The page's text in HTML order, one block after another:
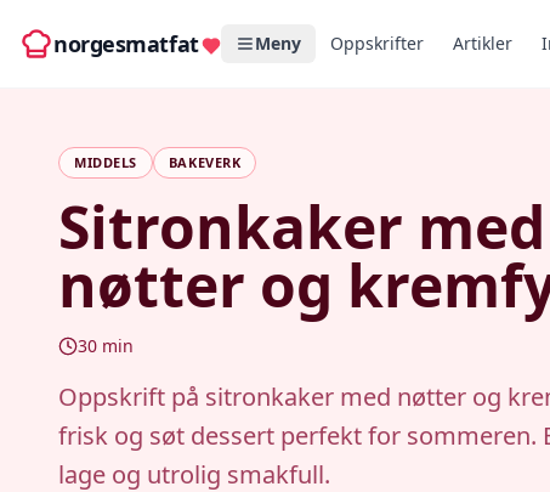
norgesmatfat Meny Oppskrifter Artikler
MIDDELS BAKEVERK
Sitronkaker med
nøtter og
30 min
Oppskrift på sitronkaker med nøtter og
frisk og søt dessert perfekt for sommeren.
lage og utrolig smakfull.